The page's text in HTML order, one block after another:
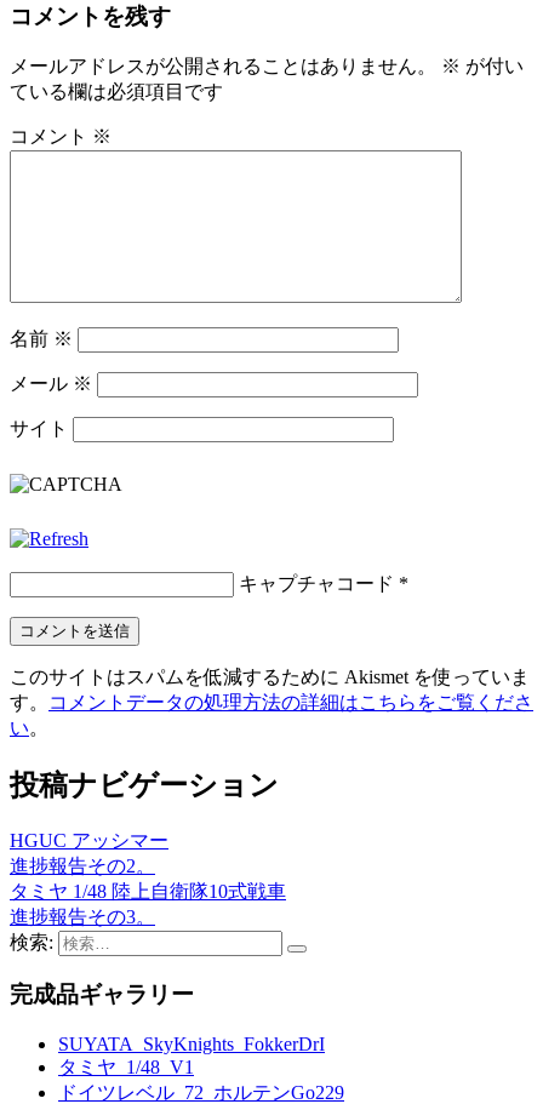
コメントを残す
メールアドレスが公開されることはありません。 ※ が付い
ている欄は必須項目です
コメント ※
名前 ※
メール ※
サイト
キャプチャコード *
このサイトはスパムを低減するために Akismet を使っていま
す。
コメントデータの処理方法の詳細はこちらをご覧くださ
い。
投稿ナビゲーション
HGUC アッシマー
進捗報告その2。
タミヤ 1/48 陸上自衛隊10式戦車
進捗報告その3。
検索:
完成品ギャラリー
SUYATA_SkyKnights_FokkerDrI
タミヤ_1/48_V1
ドイツレベル_72_ホルテンGo229